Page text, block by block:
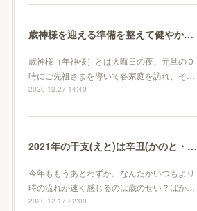
歳神様を迎える準備を整えて健やかに新年を迎えましょう
歳神様（年神様）とは大晦日の夜、元旦の０
時にご先祖さまを導いて各家庭を訪れ、そ…
2020.12.27 14:40
2021年の干支(えと)は辛丑(かのと・うし)。どんな年になる？
今年ももうあとわずか。なんだかいつもより
時の流れが速く感じるのは歳のせい？ばか…
2020.12.17 22:00